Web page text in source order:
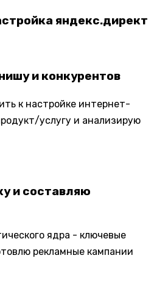
яндекс.директ
и конкурентов
к настройке интернет-
услугу и анализирую
и составляю
ядра - ключевые
рекламные кампании